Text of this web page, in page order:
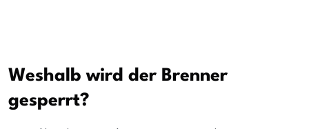
Weshalb wird der Brenner
gesperrt?